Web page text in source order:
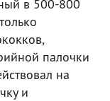
в 500-800
палочки
на
и